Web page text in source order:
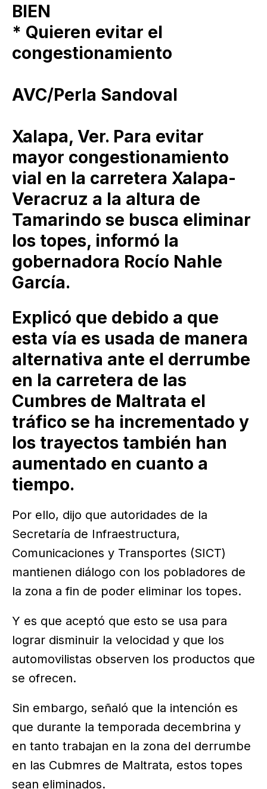
BIEN
* Quieren evitar el
congestionamiento
AVC/Perla Sandoval
Xalapa, Ver. Para evitar
mayor congestionamiento
vial en la carretera Xalapa-
Veracruz a la altura de
Tamarindo se busca eliminar
los topes, informó la
gobernadora Rocío Nahle
García.
Explicó que debido a que
esta vía es usada de manera
alternativa ante el derrumbe
en la carretera de las
Cumbres de Maltrata el
tráfico se ha incrementado y
los trayectos también han
aumentado en cuanto a
tiempo.
Por ello, dijo que autoridades de la
Secretaría de Infraestructura,
Comunicaciones y Transportes (SICT)
mantienen diálogo con los pobladores de
la zona a fin de poder eliminar los topes.
Y es que aceptó que esto se usa para
lograr disminuir la velocidad y que los
automovilistas observen los productos que
se ofrecen.
Sin embargo, señaló que la intención es
que durante la temporada decembrina y
en tanto trabajan en la zona del derrumbe
en las Cubmres de Maltrata, estos topes
sean eliminados.